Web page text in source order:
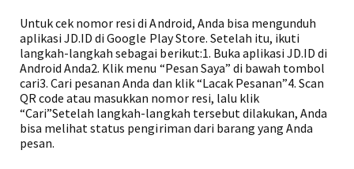
Untuk cek nomor resi di Android, Anda bisa mengunduh
aplikasi JD.ID di Google Play Store. Setelah itu, ikuti
langkah-langkah sebagai berikut:1. Buka aplikasi JD.ID di
Android Anda2. Klik menu “Pesan Saya” di bawah tombol
cari3. Cari pesanan Anda dan klik “Lacak Pesanan”4. Scan
QR code atau masukkan nomor resi, lalu klik
“Cari”Setelah langkah-langkah tersebut dilakukan, Anda
bisa melihat status pengiriman dari barang yang Anda
pesan.